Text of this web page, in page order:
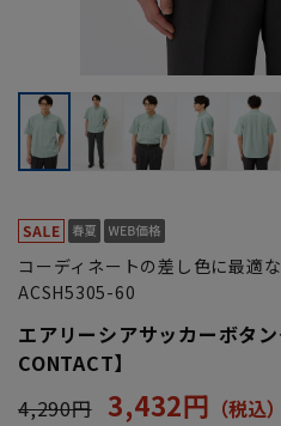
コーディネートの差し色に最適
ACSH5305-60
エアリーシアサッカーボタ
CONTACT】
4,290円 3,432円